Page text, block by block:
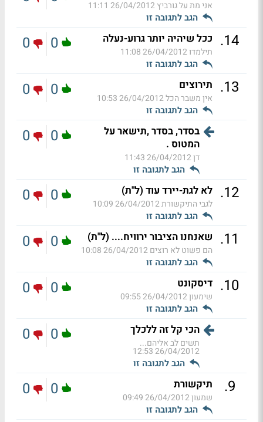
אני מת על גורביץ26/04/2012 11:11
הגב לתגובה זו
14
. ככל שיהיה יותר גרוע-נעלה
תילמדו26/04/2012 11:08
הגב לתגובה זו
0
0
13
. תירוצים
אין משבר הכל26/04/2012 10:53
הגב לתגובה זו
0
0
בסדר, בסדר ,תישאר על
המטוס .
דן26/04/2012 11:43
הגב לתגובה זו
0
0
12
. לא לגת-יירד עוד (ל"ת)
לגבי התיקשורת26/04/2012 10:09
הגב לתגובה זו
0
0
11
. שאנחנו הציבור ירוויח.... (ל"ת)
הם פשוט לא רוצים26/04/2012 10:08
הגב לתגובה זו
0
0
10
. דיסקונט
שימעון26/04/2012 09:55
הגב לתגובה זו
0
0
הכי קל זה ללכלך
תשים לב אליהם...
26/04/2012 12:53
הגב לתגובה זו
0
0
9
. תיקשורת
שמעון26/04/2012 09:49
הגב לתגובה זו
0
0